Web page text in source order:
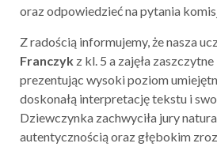
oraz odpowiedzieć na pytania
Z radością informujemy, że nasza
Franczyk z kl. 5 a zajęła zaszczytne
prezentując wysoki poziom
doskonałą interpretację tekstu i
Dziewczynka zachwyciła jury
autentycznością oraz głębokim